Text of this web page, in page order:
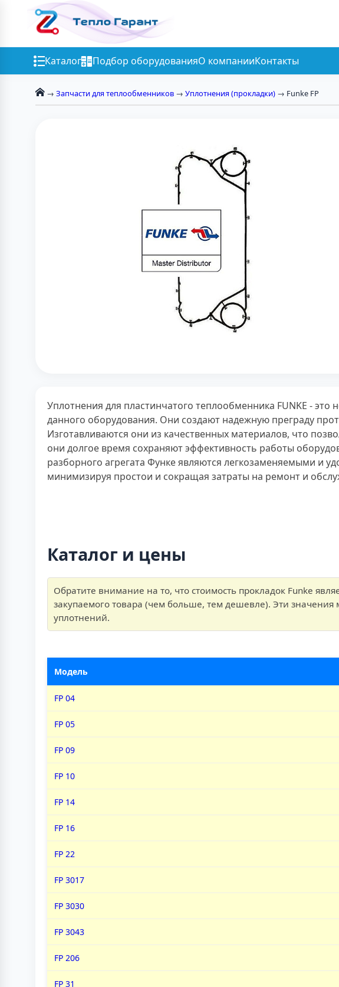
Каталог Подбор оборудованияО компанииКонтакты
→ Запчасти для теплообменников → Уплотнения (прокладки) → Funke FP
Уплотнения для пластинчатого теплообменника FUNKE -
данного оборудования. Они создают надежную преграду
Изготавливаются они из качественных материалов, что
они долгое время сохраняют эффективность работы
разборного агрегата Функе являются легкозаменяемыми и
минимизируя простои и сокращая затраты на ремонт и
Каталог и цены
Обратите внимание на то, что стоимость прокладок Funke
закупаемого товара (чем больше, тем дешевле). Эти значения
уплотнений.
Модель
FP 04
FP 05
FP 09
FP 10
FP 14
FP 16
FP 22
FP 3017
FP 3030
FP 3043
FP 206
FP 31